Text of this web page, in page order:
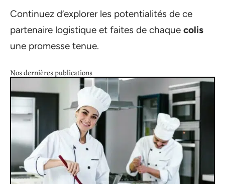
Continuez d’explorer les potentialités de ce
partenaire logistique et faites de chaque colis
une promesse tenue.
Nos dernières publications